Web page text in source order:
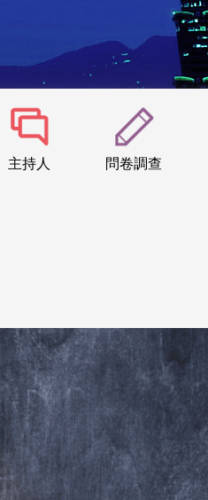
主持人 問卷調查